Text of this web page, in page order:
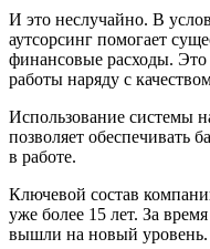
И это неслучайно. В
аутсорсинг помогает
финансовые расходы.
работы наряду с
Использование системы
позволяет обеспечивать
в работе.
Ключевой состав
уже более 15 лет. За
вышли на новый уровень.